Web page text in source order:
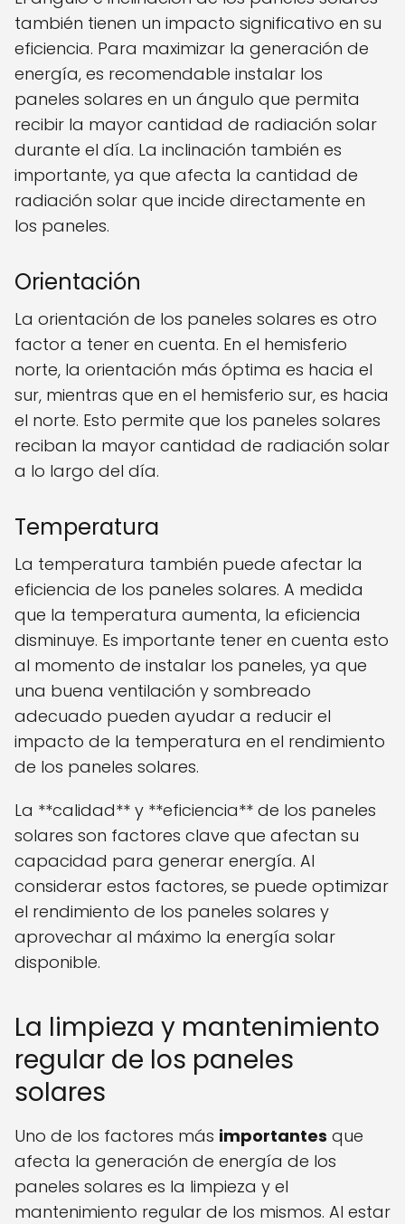
también tienen un impacto significativo en su
eficiencia. Para maximizar la generación de
energía, es recomendable instalar los
paneles solares en un ángulo que permita
recibir la mayor cantidad de radiación solar
durante el día. La inclinación también es
importante, ya que afecta la cantidad de
radiación solar que incide directamente en
los paneles.
Orientación
La orientación de los paneles solares es otro
factor a tener en cuenta. En el hemisferio
norte, la orientación más óptima es hacia el
sur, mientras que en el hemisferio sur, es hacia
el norte. Esto permite que los paneles solares
reciban la mayor cantidad de radiación solar
a lo largo del día.
Temperatura
La temperatura también puede afectar la
eficiencia de los paneles solares. A medida
que la temperatura aumenta, la eficiencia
disminuye. Es importante tener en cuenta esto
al momento de instalar los paneles, ya que
una buena ventilación y sombreado
adecuado pueden ayudar a reducir el
impacto de la temperatura en el rendimiento
de los paneles solares.
La **calidad** y **eficiencia** de los paneles
solares son factores clave que afectan su
capacidad para generar energía. Al
considerar estos factores, se puede optimizar
el rendimiento de los paneles solares y
aprovechar al máximo la energía solar
disponible.
La limpieza y mantenimiento
regular de los paneles
solares
Uno de los factores más importantes que
afecta la generación de energía de los
paneles solares es la limpieza y el
mantenimiento regular de los mismos. Al estar